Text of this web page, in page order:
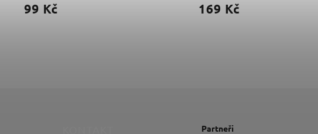
99 Kč 169 Kč
Partneři